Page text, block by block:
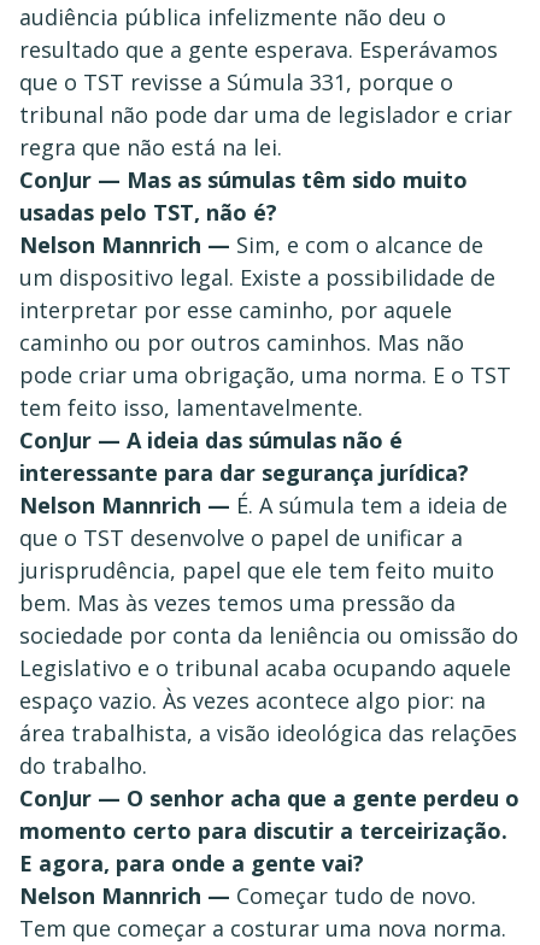
audiência pública infelizmente não deu o
resultado que a gente esperava. Esperávamos
que o TST revisse a Súmula 331, porque o
tribunal não pode dar uma de legislador e criar
regra que não está na lei.
ConJur — Mas as súmulas têm sido muito
usadas pelo TST, não é?
Nelson Mannrich — Sim, e com o alcance de
um dispositivo legal. Existe a possibilidade de
interpretar por esse caminho, por aquele
caminho ou por outros caminhos. Mas não
pode criar uma obrigação, uma norma. E o TST
tem feito isso, lamentavelmente.
ConJur — A ideia das súmulas não é
interessante para dar segurança jurídica?
Nelson Mannrich — É. A súmula tem a ideia de
que o TST desenvolve o papel de unificar a
jurisprudência, papel que ele tem feito muito
bem. Mas às vezes temos uma pressão da
sociedade por conta da leniência ou omissão do
Legislativo e o tribunal acaba ocupando aquele
espaço vazio. Às vezes acontece algo pior: na
área trabalhista, a visão ideológica das relações
do trabalho.
ConJur — O senhor acha que a gente perdeu o
momento certo para discutir a terceirização.
E agora, para onde a gente vai?
Nelson Mannrich — Começar tudo de novo.
Tem que começar a costurar uma nova norma.